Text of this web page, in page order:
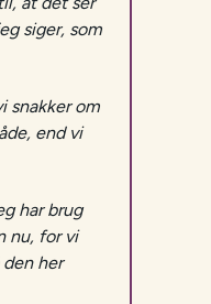
siger, som
snakker om
end vi
har brug
nu, for vi
her